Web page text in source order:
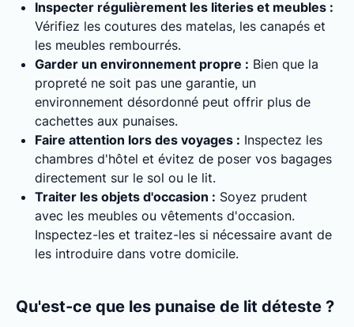
Inspecter régulièrement les literies et meubles :
Vérifiez les coutures des matelas, les canapés et
les meubles rembourrés.
Garder un environnement propre : Bien que la
propreté ne soit pas une garantie, un
environnement désordonné peut offrir plus de
cachettes aux punaises.
Faire attention lors des voyages : Inspectez les
chambres d'hôtel et évitez de poser vos bagages
directement sur le sol ou le lit.
Traiter les objets d'occasion : Soyez prudent
avec les meubles ou vêtements d'occasion.
Inspectez-les et traitez-les si nécessaire avant de
les introduire dans votre domicile.
Qu'est-ce que les punaise de lit déteste ?